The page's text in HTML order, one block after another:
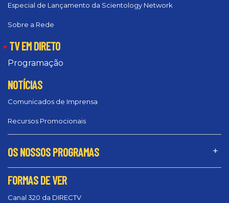
Especial de Lançamento da Scientology Network
Sobre a Rede
TV EM DIRETO
Programação
NOTÍCIAS
Comunicados de Imprensa
Recursos Promocionais
OS NOSSOS PROGRAMAS
FORMAS DE VER
Canal 320 da DIRECTV